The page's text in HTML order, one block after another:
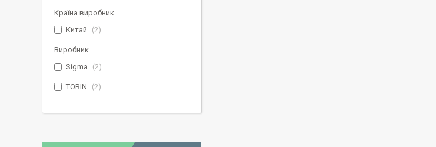
Країна виробник
Китай
2
Виробник
Sigma
2
TORIN 2